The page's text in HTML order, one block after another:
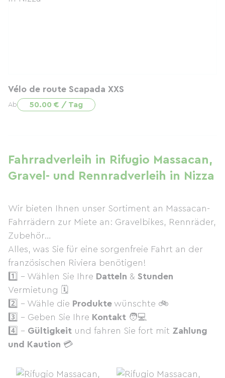
Vélo de route Scapada XXS
Ab 50.00 € / Tag
Fahrradverleih in Rifugio Massacan,
Gravel- und Rennradverleih in Nizza
Wir bieten Ihnen unser Sortiment an Massacan-
Fahrrädern zur Miete an: Gravelbikes, Rennräder,
Zubehör…
Alles, was Sie für eine sorgenfreie Fahrt an der
französischen Riviera benötigen!
1️⃣ - Wählen Sie Ihre Datteln & Stunden
Vermietung 🗓
2️⃣ - Wähle die Produkte wünschte 🚲
3️⃣ - Geben Sie Ihre Kontakt 🧑💻
4️⃣ - Gültigkeit und fahren Sie fort mit Zahlung
und Kaution 💳